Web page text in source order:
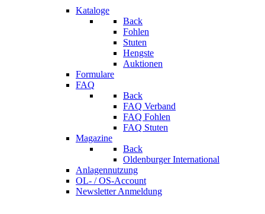
Kataloge
Back
Fohlen
Stuten
Hengste
Auktionen
Formulare
FAQ
Back
FAQ Verband
FAQ Fohlen
FAQ Stuten
Magazine
Back
Oldenburger International
Anlagennutzung
OL- / OS-Account
Newsletter Anmeldung